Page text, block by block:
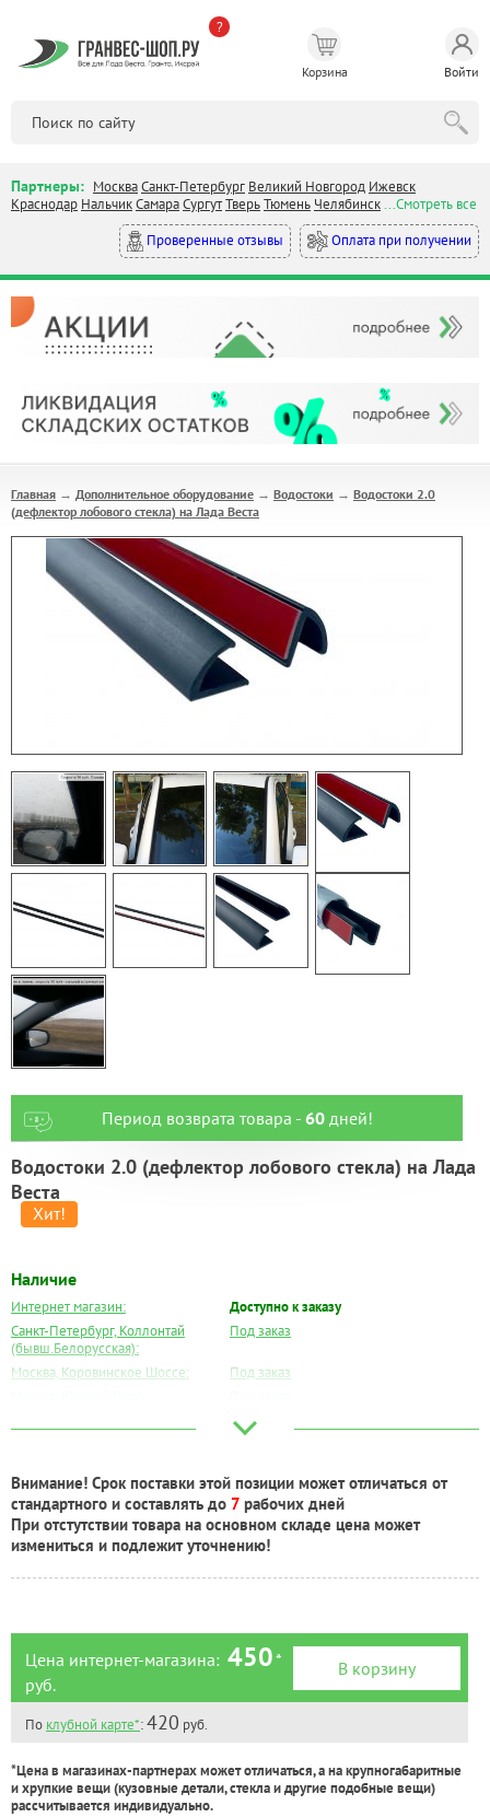
?
Корзина Войти
Партнеры: МоскваСанкт-Петербург Великий Новгород Ижевск
Краснодар НальчикСамараСургутТверьТюмень Челябинск...Смотреть все
Проверенные отзывы
Оплата при получении
Главная → Дополнительное оборудование → Водостоки → Водостоки 2.0
(дефлектор лобового стекла) на Лада Веста
Период возврата товара - 60дней!
Водостоки 2.0 (дефлектор лобового стекла) на Лада
Веста
Наличие
Интернет магазин:
Доступно к заказу
Санкт-Петербург, Коллонтай
(бывш.Белорусская):
Под заказ
Москва, Коровинское Шоссе:
Под заказ
Есть
Самара:
Есть
Тверь:
Есть
Тюмень:
Есть
Внимание! Срок поставки этой позиции может отличаться от
стандартного и составлять до 7 рабочих дней
При отстутствии товара на основном складе цена может
измениться и подлежит уточнению!
Цена интернет-магазина: 450*
руб.
В корзину
По клубной карте*:420 руб.
*Цена в магазинах-партнерах может отличаться, а на крупногабаритные
и хрупкие вещи (кузовные детали, стекла и другие подобные вещи)
рассчитывается индивидуально.